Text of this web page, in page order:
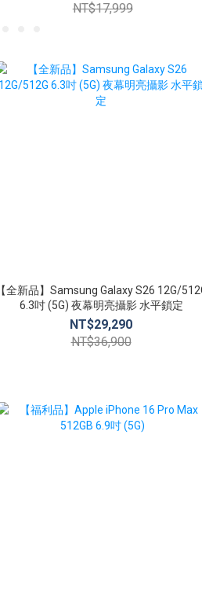
NT$17,999
【全新品】Samsung Galaxy S26 12G/
6.3吋 (5G) 夜幕明亮攝影 水平鎖定
NT$29,290
NT$36,900